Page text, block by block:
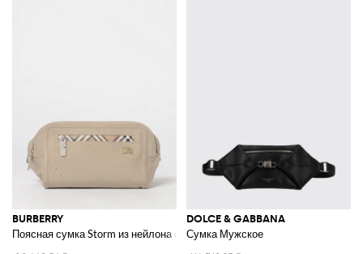
BURBERRY
Поясная сумка Storm из нейлона с логотипом EKD
DOLCE & GABBANA
Сумка Мужское